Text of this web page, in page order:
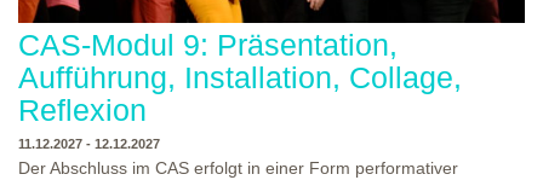
CAS-Modul 9: Präsentation,
Aufführung, Installation, Collage,
Reflexion
11.12.2027 - 12.12.2027
Der Abschluss im CAS erfolgt in einer Form performativer